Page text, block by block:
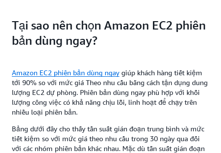
Tại sao nên chọn Amazon EC2 phiên
bản dùng ngay?
Amazon EC2 phiên bản dùng ngay giúp khách hàng tiết kiệm
tới 90% so với mức giá Theo nhu cầu bằng cách tận dụng dung
lượng EC2 dự phòng. Phiên bản dùng ngay phù hợp với khối
lượng công việc có khả năng chịu lỗi, linh hoạt để chạy trên
nhiều loại phiên bản.
Bảng dưới đây cho thấy tần suất gián đoạn trung bình và mức
tiết kiệm so với mức giá theo nhu cầu trong 30 ngày qua đối
với các nhóm phiên bản khác nhau. Mặc dù tần suất gián đoạn